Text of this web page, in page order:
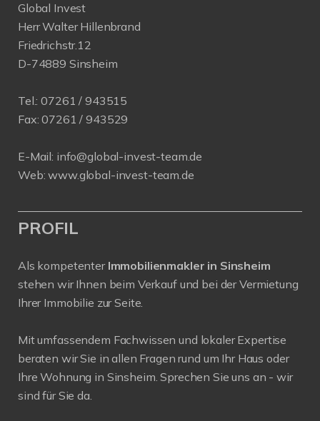
Global Invest
Herr Walter Hillenbrand
Friedrichstr.12
D-74889 Sinsheim
Tel.:07261 / 943515
Fax: 07261 / 943529
E-Mail: info@global-invest-team.de
Web:www.global-invest-team.de
PROFIL
Als kompetenter Immobilienmakler in Sinsheim
stehen wir Ihnen beim Verkauf und bei der Vermietung
Ihrer Immobilie zur Seite.
Mit umfassendem Fachwissen und lokaler Expertise
beraten wir Sie in allen Fragen rund um Ihr Haus oder
Ihre Wohnung in Sinsheim. Sprechen Sie uns an - wir
sind für Sie da.